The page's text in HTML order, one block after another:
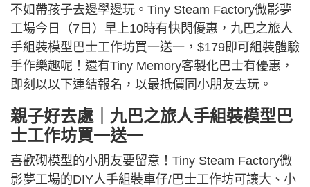
不如帶孩子去邊學邊玩。Tiny Steam Factory微影夢
工場今日（7日）早上10時有快閃優惠，九巴之旅人
手組裝模型巴士工作坊買一送一，$179即可組裝體驗
手作樂趣呢！還有Tiny Memory客製化巴士有優惠，
即刻以以下連結報名，以最抵價同小朋友去玩。
親子好去處｜九巴之旅人手組裝模型巴
士工作坊買一送一
喜歡砌模型的小朋友要留意！Tiny Steam Factory微
影夢工場的DIY人手組裝車仔/巴士工作坊可讓大、小